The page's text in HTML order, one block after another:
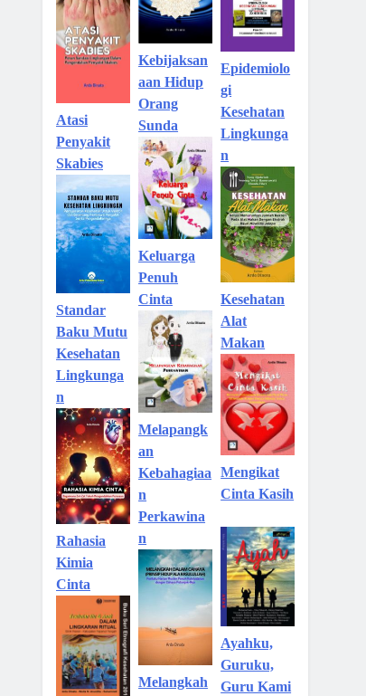
Atasi
Penyakit
Skabies
Standar
Baku Mutu
Kesehatan
Lingkunga
n
Rahasia
Kimia
Cinta
Kebijaksan
aan Hidup
Orang
Sunda
Keluarga
Penuh
Cinta
Melapangk
an
Kebahagiaa
n
Perkawina
n
Melangkah
Epidemiolo
gi
Kesehatan
Lingkunga
n
Kesehatan
Alat
Makan
Mengikat
Cinta Kasih
Ayahku,
Guruku,
Guru Kami